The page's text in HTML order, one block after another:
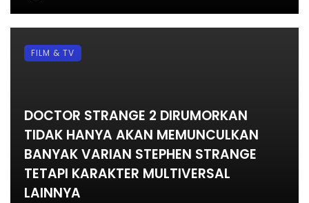
DOCTOR STRANGE 2 DIRUMORKAN
TIDAK HANYA AKAN MEMUNCULKAN
BANYAK VARIAN STEPHEN STRANGE
TETAPI KARAKTER MULTIVERSAL
LAINNYA
FILM & TV